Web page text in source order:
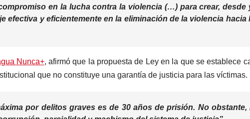
en la lucha contra la violencia (…) para crear, desde
efectiva y eficientemente en la eliminación de la violencia hacia
Nunca+, afirmó que la propuesta de Ley en la que se establece
que no constituye una garantía de justicia para las víctimas.
por delitos graves es de 30 años de prisión. No obstante,